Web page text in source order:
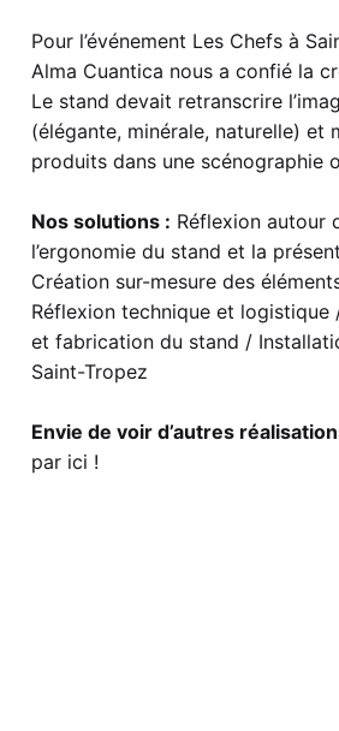
Pour l’événement Les Chefs à
Alma Cuantica nous a confié la
Le stand devait retranscrire
(élégante, minérale, naturelle) et
produits dans une scénographie
Nos solutions : Réflexion autour
l’ergonomie du stand et la
Création sur-mesure des
Réflexion technique et
et fabrication du stand /
Saint-Tropez
Envie de voir d’autres
par ici !